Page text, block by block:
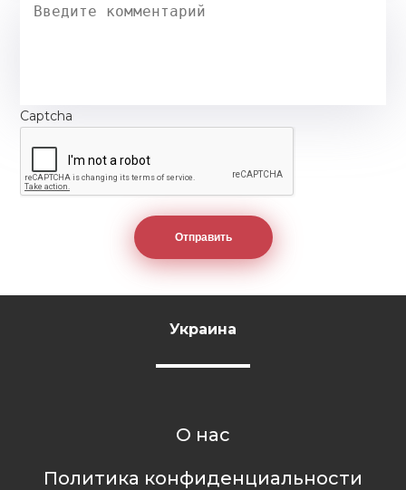
Captcha
Украина
О нас
Политика конфиденциальности